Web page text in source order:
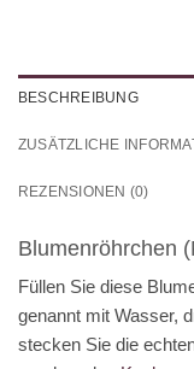
BESCHREIBUNG
ZUSÄTZLICHE
REZENSIONEN (0)
Blumenröhrchen
Füllen Sie diese
genannt mit Wasser,
stecken Sie die